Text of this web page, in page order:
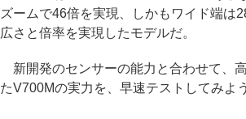
ズームで46倍を実現、しかもワイド端は
広さと倍率を実現したモデルだ。
新開発のセンサーの能力と合わせて、
たV700Mの実力を、早速テストしてみよう